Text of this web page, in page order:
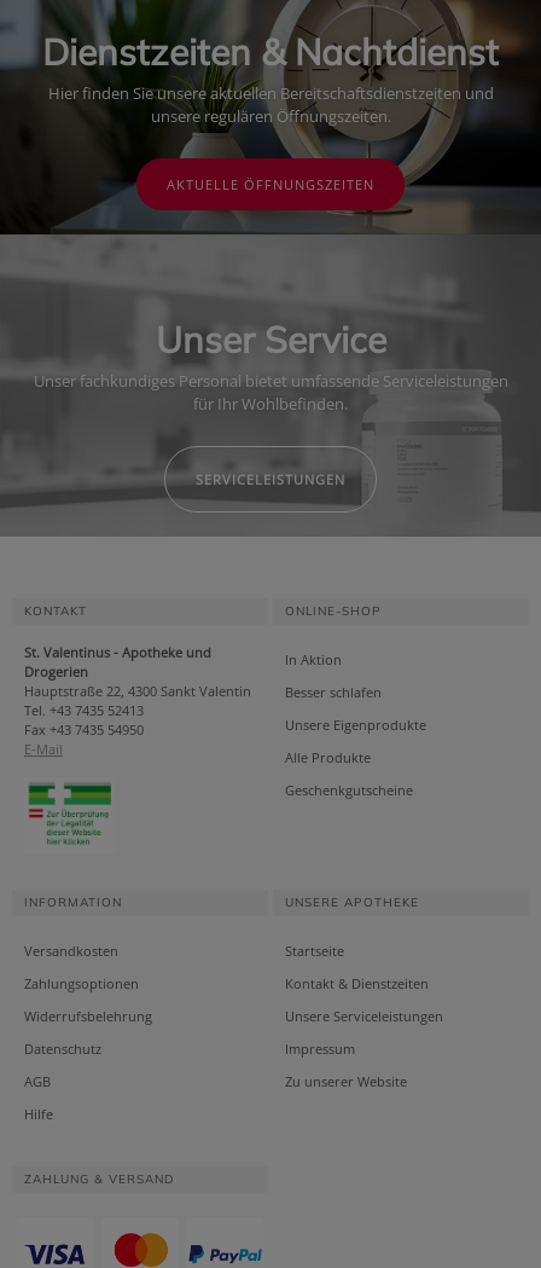
Dienstzeiten & Nachtdienst
Hier finden Sie unsere aktuellen Bereitschaftsdienstzeiten und
unsere regulären Öffnungszeiten.
AKTUELLE ÖFFNUNGSZEITEN
Unser Service
Unser fachkundiges Personal bietet umfassende Serviceleistungen
für Ihr Wohlbefinden.
SERVICELEISTUNGEN
KONTAKT
St. Valentinus - Apotheke und
Drogerien
Hauptstraße 22, 4300 Sankt Valentin
Tel. +43 7435 52413
Fax +43 7435 54950
E-Mail
ONLINE-SHOP
In Aktion
Besser schlafen
Unsere Eigenprodukte
Alle Produkte
Geschenkgutscheine
INFORMATION
Versandkosten
Zahlungsoptionen
Widerrufsbelehrung
Datenschutz
AGB
Hilfe
UNSERE APOTHEKE
Startseite
Kontakt & Dienstzeiten
Unsere Serviceleistungen
Impressum
Zu unserer Website
ZAHLUNG & VERSAND